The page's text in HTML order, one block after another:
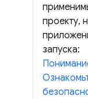
проекту,
запуска: